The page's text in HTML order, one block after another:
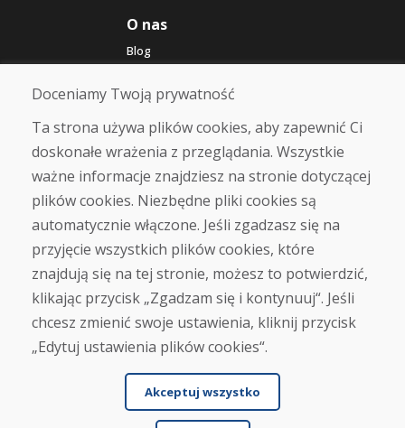
O nas
Blog
O nas
Sklep
Kontakt
Zakup
Sklep internetowy
Warunki handlowe
Transport
Zapłata
Skarga
Zwrot i wymiana towaru
Ochrona danych osobowych
Cookies
Doceniamy Twoją prywatność
Ta strona używa plików cookies, aby zapewnić Ci
doskonałe wrażenia z przeglądania. Wszystkie
ważne informacje znajdziesz na stronie dotyczącej
plików cookies. Niezbędne pliki cookies są
automatycznie włączone. Jeśli zgadzasz się na
przyjęcie wszystkich plików cookies, które
znajdują się na tej stronie, możesz to potwierdzić,
klikając przycisk „Zgadzam się i kontynuuj“. Jeśli
chcesz zmienić swoje ustawienia, kliknij przycisk
„Edytuj ustawienia plików cookies“.
Akceptuj wszystko